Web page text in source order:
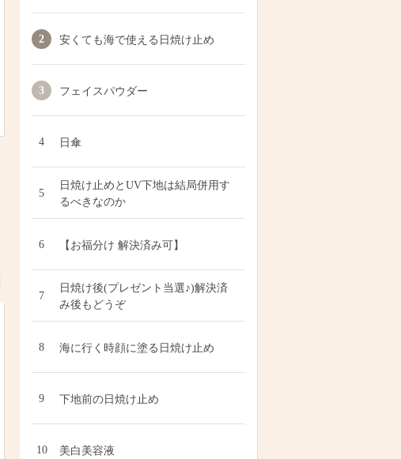
2 安くても海で使える日焼け止め
3 フェイスパウダー
4 日傘
5
日焼け止めとUV下地は結局併用す
るべきなのか
6 【お福分け 解決済み可】
7
日焼け後(プレゼント当選♪)解決済
み後もどうぞ
8 海に行く時顔に塗る日焼け止め
9 下地前の日焼け止め
10 美白美容液